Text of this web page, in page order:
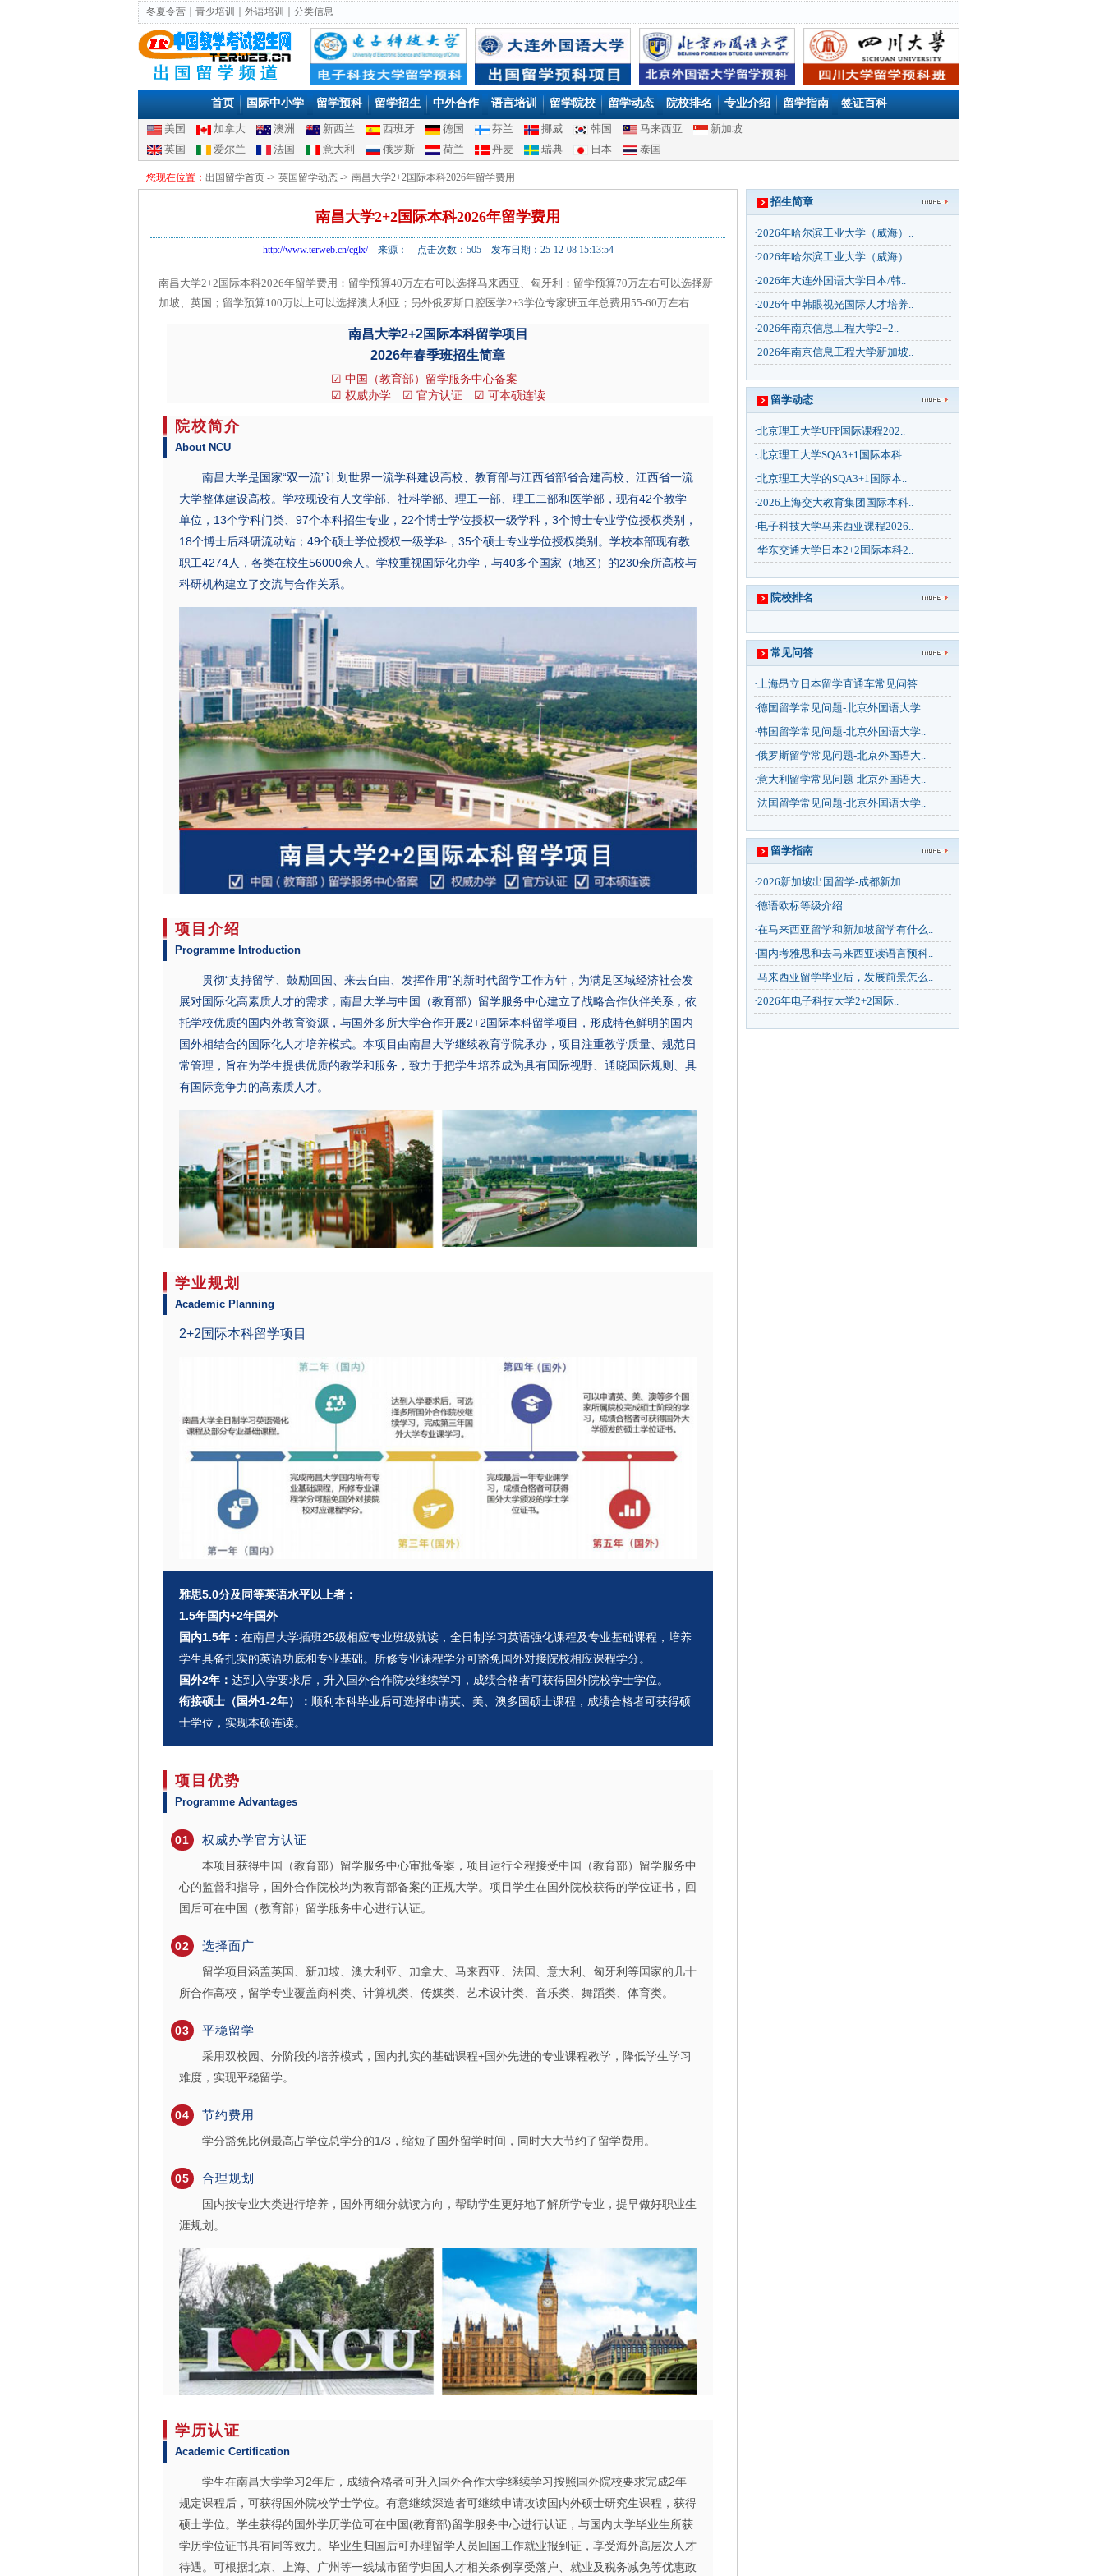
冬夏令营 青少培训 外语培训 分类信息
首页 国际中小学 留学预科 留学招生 中外合作 语言培训 留学院校 留学动态 院校排名 专业介绍 留学指南 签证百科
美国 加拿大 澳洲 新西兰 西班牙 德国 芬兰 挪威 韩国 马来西亚
新加坡
英国
爱尔兰 法国 意大利 俄罗斯 荷兰 丹麦 瑞典 日本 泰国
您现在位置： 出国留学首页 -> 英国留学动态 -> 南昌大学2+2国际本科2026年留学费用
南昌大学2+2国际本科2026年留学费用
http://www.terweb.cn/cglx/来源： 点击次数：505 发布日期：25-12-08 15:13:54
南昌大学2+2国际本科2026年留学费用：留学预算40万左右可以选择马来西亚、匈牙利；留学预算70万左右可以选择新
加坡、英国；留学预算100万以上可以选择澳大利亚；另外俄罗斯口腔医学2+3学位专家班五年总费用55-60万左右
南昌大学2+2国际本科留学项目
2026年春季班招生简章
☑ 中国（教育部）留学服务中心备案
☑ 权威办学 ☑ 官方认证 ☑ 可本硕连读
院校简介
About NCU
南昌大学是国家“双一流”计划世界一流学科建设高校、教育部与江西省部省合建高校、江西省一流
大学整体建设高校。学校现设有人文学部、社科学部、理工一部、理工二部和医学部，现有42个教学
单位，13个学科门类、97个本科招生专业，22个博士学位授权一级学科，3个博士专业学位授权类别，
18个博士后科研流动站；49个硕士学位授权一级学科，35个硕士专业学位授权类别。学校本部现有教
职工4274人，各类在校生56000余人。学校重视国际化办学，与40多个国家（地区）的230余所高校与
科研机构建立了交流与合作关系。
项目介绍
Programme Introduction
贯彻“支持留学、鼓励回国、来去自由、发挥作用”的新时代留学工作方针，为满足区域经济社会发
展对国际化高素质人才的需求，南昌大学与中国（教育部）留学服务中心建立了战略合作伙伴关系，依
托学校优质的国内外教育资源，与国外多所大学合作开展2+2国际本科留学项目，形成特色鲜明的国内
国外相结合的国际化人才培养模式。本项目由南昌大学继续教育学院承办，项目注重教学质量、规范日
常管理，旨在为学生提供优质的教学和服务，致力于把学生培养成为具有国际视野、通晓国际规则、具
有国际竞争力的高素质人才。
学业规划
Academic Planning
2+2国际本科留学项目
雅思5.0分及同等英语水平以上者：
1.5年国内+2年国外
国内1.5年： 在南昌大学插班25级相应专业班级就读，全日制学习英语强化课程及专业基础课程，培养
学生具备扎实的英语功底和专业基础。所修专业课程学分可豁免国外对接院校相应课程学分。
国外2年： 达到入学要求后，升入国外合作院校继续学习，成绩合格者可获得国外院校学士学位。
衔接硕士（国外1-2年）： 顺利本科毕业后可选择申请英、美、澳多国硕士课程，成绩合格者可获得硕
士学位，实现本硕连读。
项目优势
Programme Advantages
01 权威办学官方认证
本项目获得中国（教育部）留学服务中心审批备案，项目运行全程接受中国（教育部）留学服务中
心的监督和指导，国外合作院校均为教育部备案的正规大学。项目学生在国外院校获得的学位证书，回
国后可在中国（教育部）留学服务中心进行认证。
02 选择面广
留学项目涵盖英国、新加坡、澳大利亚、加拿大、马来西亚、法国、意大利、匈牙利等国家的几十
所合作高校，留学专业覆盖商科类、计算机类、传媒类、艺术设计类、音乐类、舞蹈类、体育类。
03 平稳留学
采用双校园、分阶段的培养模式，国内扎实的基础课程+国外先进的专业课程教学，降低学生学习
难度，实现平稳留学。
04 节约费用
学分豁免比例最高占学位总学分的1/3，缩短了国外留学时间，同时大大节约了留学费用。
05 合理规划
国内按专业大类进行培养，国外再细分就读方向，帮助学生更好地了解所学专业，提早做好职业生
涯规划。
学历认证
Academic Certification
学生在南昌大学学习2年后，成绩合格者可升入国外合作大学继续学习按照国外院校要求完成2年
规定课程后，可获得国外院校学士学位。有意继续深造者可继续申请攻读国内外硕士研究生课程，获得
硕士学位。学生获得的国外学历学位可在中国(教育部)留学服务中心进行认证，与国内大学毕业生所获
学历学位证书具有同等效力。毕业生归国后可办理留学人员回国工作就业报到证，享受海外高层次人才
待遇。可根据北京、上海、广州等一线城市留学归国人才相关条例享受落户、就业及税务减免等优惠政
招生简章
·2026年哈尔滨工业大学（威海）..
·2026年哈尔滨工业大学（威海）..
·2026年大连外国语大学日本/韩..
·2026年中韩眼视光国际人才培养..
·2026年南京信息工程大学2+2..
·2026年南京信息工程大学新加坡..
留学动态
·北京理工大学UFP国际课程202..
·北京理工大学SQA3+1国际本科..
·北京理工大学的SQA3+1国际本..
·2026上海交大教育集团国际本科..
·电子科技大学马来西亚课程2026..
·华东交通大学日本2+2国际本科2..
院校排名
常见问答
·上海昂立日本留学直通车常见问答
·德国留学常见问题-北京外国语大学..
·韩国留学常见问题-北京外国语大学..
·俄罗斯留学常见问题-北京外国语大..
·意大利留学常见问题-北京外国语大..
·法国留学常见问题-北京外国语大学..
留学指南
·2026新加坡出国留学-成都新加..
·德语欧标等级介绍
·在马来西亚留学和新加坡留学有什么..
· 国内考雅思和去马来西亚读语言预科..
·马来西亚留学毕业后，发展前景怎么..
·2026年电子科技大学2+2国际..